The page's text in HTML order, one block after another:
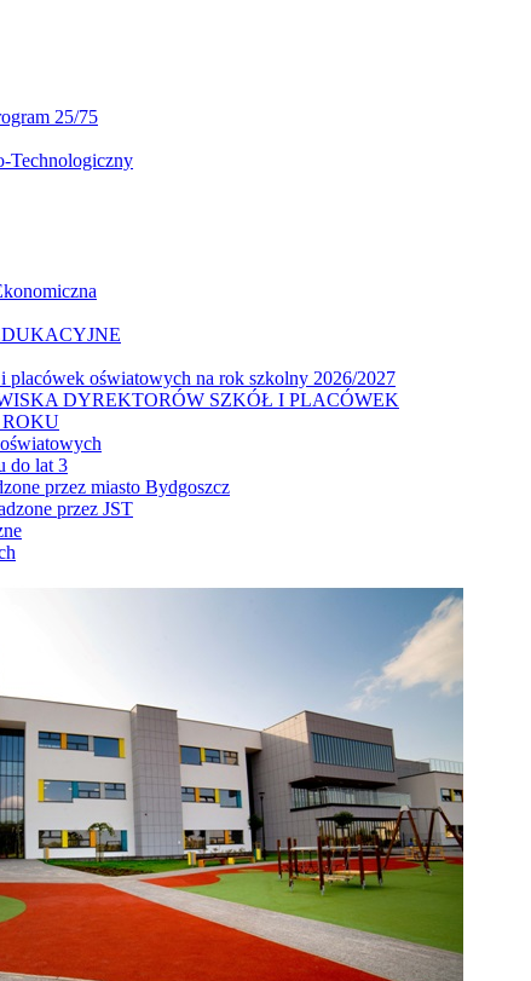
25/75
Technologiczny
placówek oświatowych na rok szkolny 2026/2027
DYREKTORÓW SZKÓŁ I PLACÓWEK
ROKU
do lat 3
przez miasto Bydgoszcz
przez JST